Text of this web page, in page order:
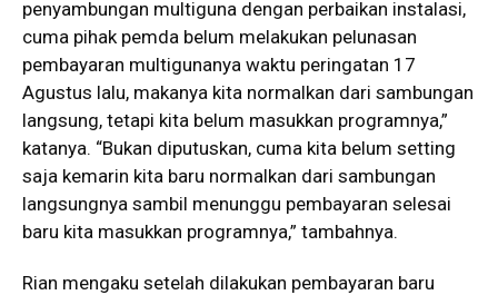
penyambungan multiguna dengan perbaikan instalasi,
cuma pihak pemda belum melakukan pelunasan
pembayaran multigunanya waktu peringatan 17
Agustus lalu, makanya kita normalkan dari sambungan
langsung, tetapi kita belum masukkan programnya,”
katanya. “Bukan diputuskan, cuma kita belum setting
saja kemarin kita baru normalkan dari sambungan
langsungnya sambil menunggu pembayaran selesai
baru kita masukkan programnya,” tambahnya.
Rian mengaku setelah dilakukan pembayaran baru